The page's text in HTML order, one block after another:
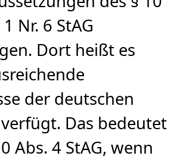
Nr. 6 StAG
Dort heißt es
der deutschen
Das bedeutet
Abs. 4 StAG, wenn